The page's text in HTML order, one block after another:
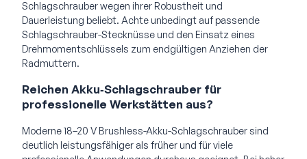
Schlagschrauber wegen ihrer Robustheit und
Dauerleistung beliebt. Achte unbedingt auf passende
Schlagschrauber-Stecknüsse und den Einsatz eines
Drehmomentschlüssels zum endgültigen Anziehen der
Radmuttern.
Reichen Akku‑Schlagschrauber für
professionelle Werkstätten aus?
Moderne 18–20 V Brushless-Akku-Schlagschrauber sind
deutlich leistungsfähiger als früher und für viele